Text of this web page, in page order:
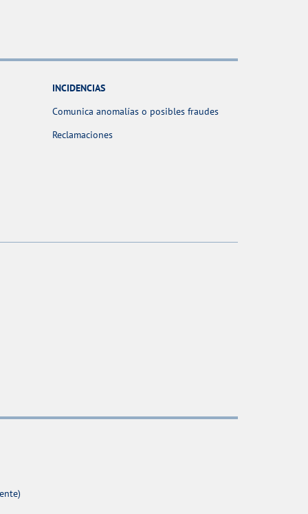
INCIDENCIAS
Comunica anomalías o posibles fraudes
Reclamaciones